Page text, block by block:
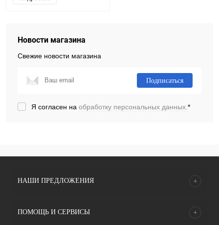
Новости магазина
Свежие новости магазина
Подписаться
Я согласен на обработку персональных данных.*
НАШИ ПРЕДЛОЖЕНИЯ
ПОМОЩЬ И СЕРВИСЫ